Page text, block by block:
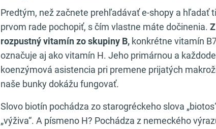
Predtým, než začnete prehľadávať e-shopy a hľadať
prvom rade pochopiť, s čím vlastne máte dočinenia.
rozpustný vitamín zo skupiny B, konkrétne vitamín
označuje aj ako vitamín H. Jeho primárnou a
koenzýmová asistencia pri premene prijatých
naše bunky dokážu fungovať.
Slovo biotín pochádza zo starogréckeho slova
„výživa“. A písmeno H? Pochádza z nemeckého